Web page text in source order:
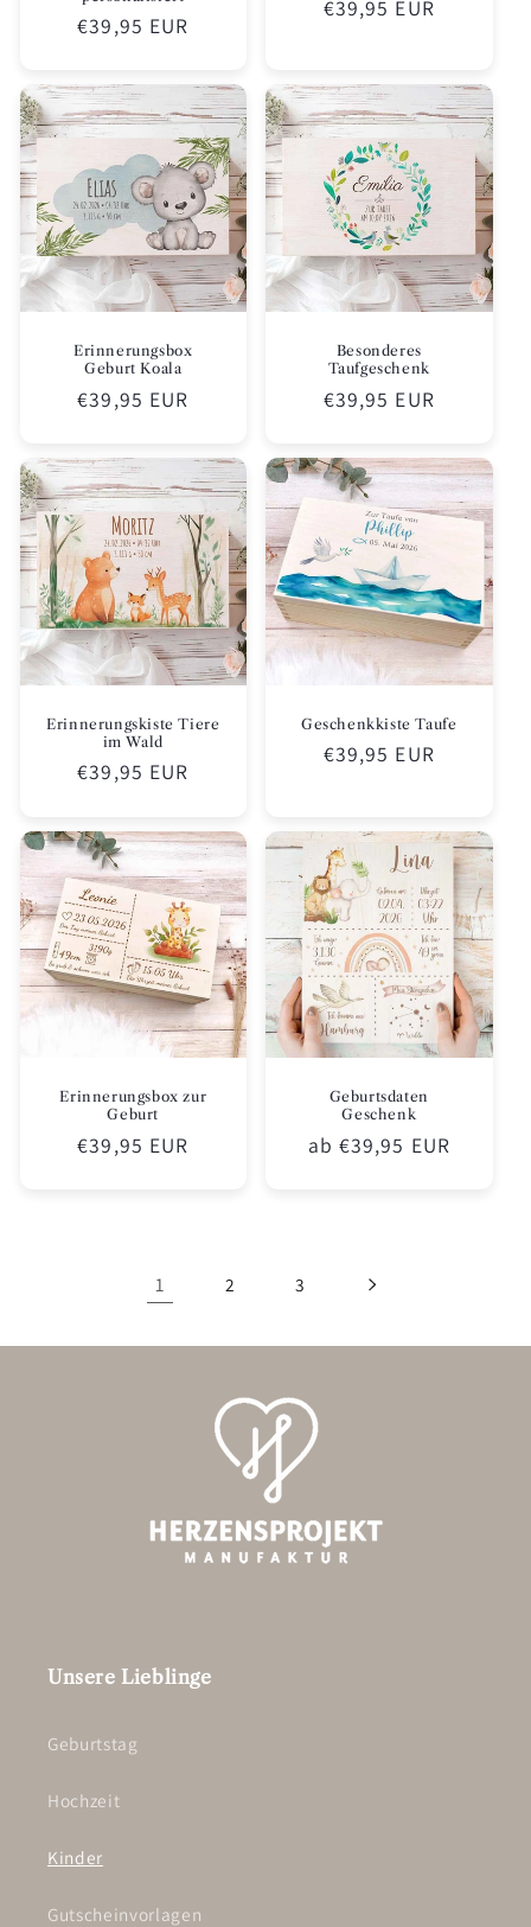
Normaler
€39,95 EUR
Normaler
€39,95 EUR
Erinnerungsbox
Geburt Koala
Normaler
€39,95 EUR
Besonderes
Taufgeschenk
Normaler
€39,95 EUR
Erinnerungskiste Tiere
im Wald
Normaler
€39,95 EUR
Geschenkkiste Taufe
Normaler
€39,95 EUR
Erinnerungsbox zur
Geburt
Normaler
€39,95 EUR
Geburtsdaten
Geschenk
Normaler
ab €39,95 EUR
1 2 3
Unsere Lieblinge
Geburtstag
Hochzeit
Kinder
Gutscheinvorlagen